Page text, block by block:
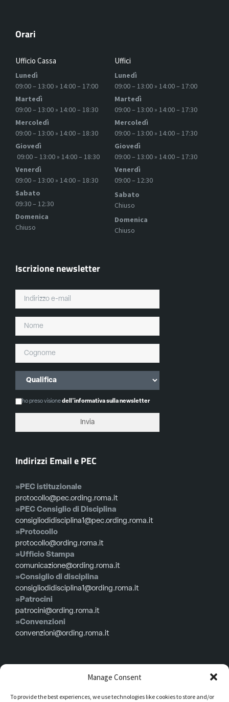
Manage Consent
To provide the best experiences, we use technologies like cookies to store and/or
Orari
Ufficio Cassa
Lunedì
09:00 – 13:00 » 14:00 – 17:00
Martedì
09:00 – 13:00 » 14:00 – 18:30
Mercoledì
09:00 – 13:00 » 14:00 – 18:30
Giovedì
09:00 – 13:00 » 14:00 – 18:30
Venerdì
09:00 – 13:00 » 14:00 – 18:30
Sabato
09:30 – 12:30
Domenica
Chiuso
Uffici
Lunedì
09:00 – 13:00 » 14:00 – 17:00
Martedì
09:00 – 13:00 » 14:00 – 17:30
Mercoledì
09:00 – 13:00 » 14:00 – 17:30
Giovedì
09:00 – 13:00 » 14:00 – 17:30
Venerdì
09:00 – 12:30
Sabato
Chiuso
Domenica
Chiuso
Iscrizione newsletter
ho preso visionedell'informativa sulla newsletter
Indirizzi Email e PEC
»PEC istituzionale
protocollo@pec.ording.roma.it
»PEC Consiglio di Disciplina
consigliodidisciplina1@pec.ording.roma.it
»Protocollo
protocollo@ording.roma.it
»Ufficio Stampa
comunicazione@ording.roma.it
»Consiglio di disciplina
consigliodidisciplina1@ording.roma.it
»Patrocini
patrocini@ording.roma.it
»Convenzioni
convenzioni@ording.roma.it
Menù
Privacy policy